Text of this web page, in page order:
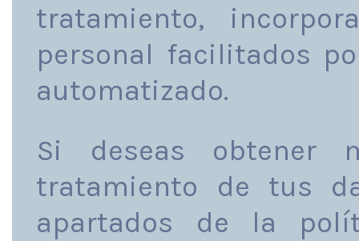
tratamiento,
personal facilitados
automatizado.
Si deseas obtener
tratamiento de tus
apartados de la